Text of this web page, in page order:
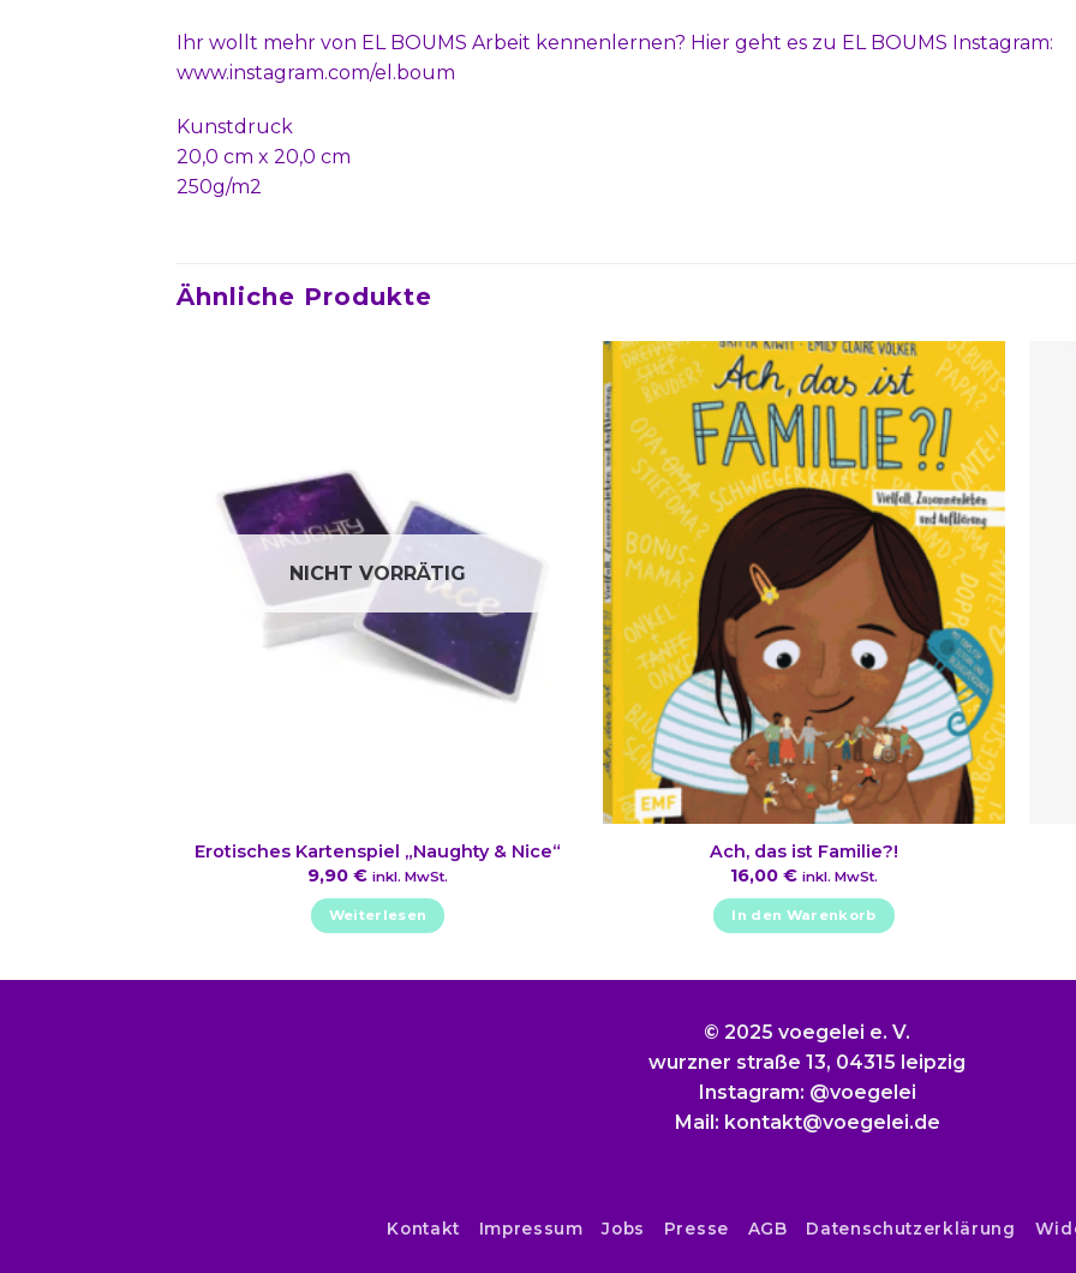
Ihr wollt mehr von EL BOUMS Arbeit kennenlernen? Hier geht es zu EL BOUMS Instagram:
www.instagram.com/el.boum
Kunstdruck
20,0 cm x 20,0 cm
250g/m2
Ähnliche Produkte
NICHT VORRÄTIG
Erotisches Kartenspiel „Naughty & Nice“
9,90 € inkl. MwSt.
Weiterlesen
Ach, das ist Familie?!
16,00 € inkl. MwSt.
In den Warenkorb
© 2025 voegelei e. V.
wurzner straße 13, 04315 leipzig
Instagram: @voegelei
Mail: kontakt@voegelei.de
Kontakt Impressum Jobs Presse AGB Datenschutzerklärung